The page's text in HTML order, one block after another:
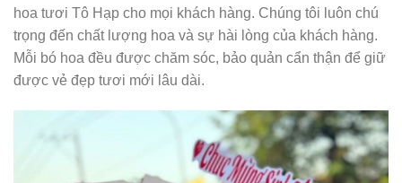
hoa tươi Tô Hạp cho mọi khách hàng. Chúng tôi luôn chú
trọng đến chất lượng hoa và sự hài lòng của khách hàng.
Mỗi bó hoa đều được chăm sóc, bảo quản cẩn thận để giữ
được vẻ đẹp tươi mới lâu dài.